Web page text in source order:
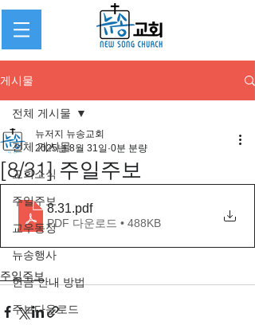
게시물
전체 게시물
교회소식
주일주보
교우동정
뉴송행사
헌금 안내 방법
주보다운로드
전체 게시물
[8/31] 주일주보
뉴저지 뉴송교회
2025년 8월 31일 0분 분량
8.31.pdf
PDF 다운로드 • 488KB
주일주보